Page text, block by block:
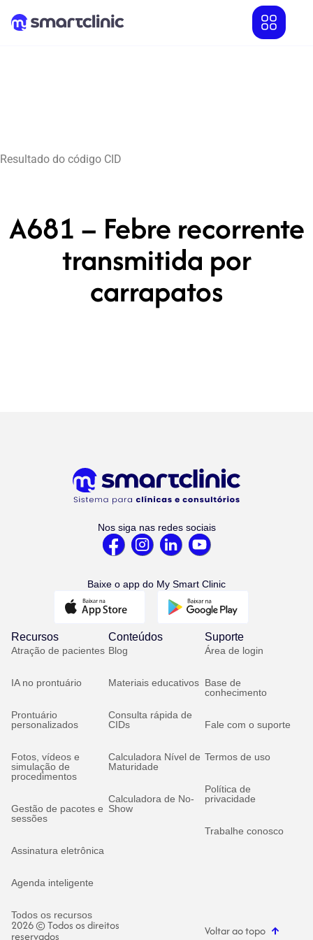
Resultado do código CID
A681 – Febre recorrente
transmitida por
carrapatos
Nos siga nas redes sociais
Baixe o app do My Smart Clinic
Recursos
Atração de pacientes
IA no prontuário
Prontuário
personalizados
Fotos, vídeos e
simulação de
procedimentos
Gestão de pacotes e
sessões
Assinatura eletrônica
Agenda inteligente
Todos os recursos
Conteúdos
Blog
Materiais educativos
Consulta rápida de
CIDs
Calculadora Nível de
Maturidade
Calculadora de No-
Show
Suporte
Área de login
Base de
conhecimento
Fale com o suporte
Termos de uso
Política de
privacidade
Trabalhe conosco
2026 © Todos os direitos
reservados Voltar ao topo